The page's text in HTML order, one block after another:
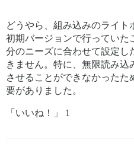
どうやら、組み込みのライ
初期バージョンで行っていた
分のニーズに合わせて設定し
きません。特に、無限読み
させることができなかった
要がありました。
「いいね！」 1